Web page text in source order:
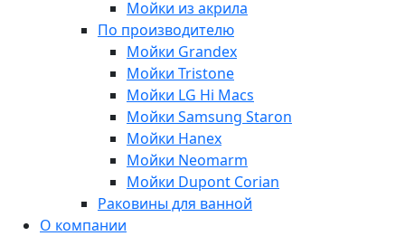
Мойки из акрила
По производителю
Мойки Grandex
Мойки Tristone
Мойки LG Hi Macs
Мойки Samsung Staron
Мойки Hanex
Мойки Neomarm
Мойки Dupont Corian
Раковины для ванной
О компании